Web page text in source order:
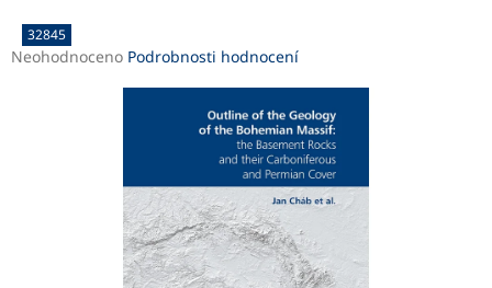
32845
Průměrné
Neohodnoceno Podrobnosti hodnocení